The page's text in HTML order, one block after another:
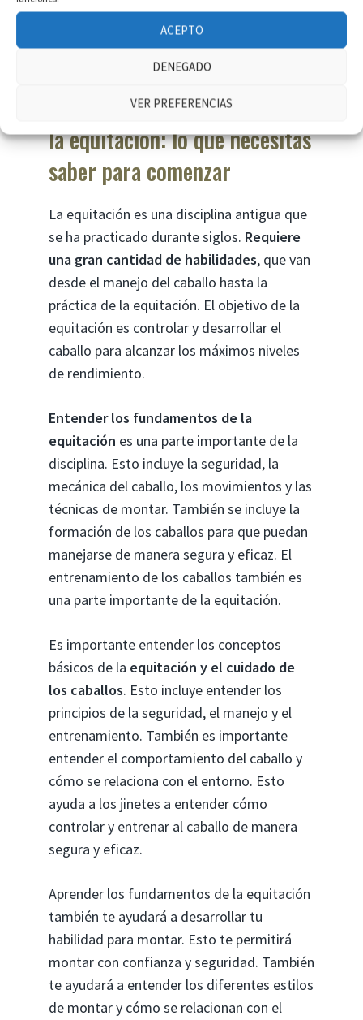
ACEPTO
DENEGADO
VER PREFERENCIAS
momentos puedes descubrir una vez que
hayas encontrado el lugar adecuado para
practicar la equitación?
Descubre los fundamentos de
la equitación: lo que necesitas
saber para comenzar
La equitación es una disciplina antigua que
se ha practicado durante siglos. Requiere
una gran cantidad de habilidades, que van
desde el manejo del caballo hasta la
práctica de la equitación. El objetivo de la
equitación es controlar y desarrollar el
caballo para alcanzar los máximos niveles
de rendimiento.
Entender los fundamentos de la
equitación es una parte importante de la
disciplina. Esto incluye la seguridad, la
mecánica del caballo, los movimientos y las
técnicas de montar. También se incluye la
formación de los caballos para que puedan
manejarse de manera segura y eficaz. El
entrenamiento de los caballos también es
una parte importante de la equitación.
Es importante entender los conceptos
básicos de la equitación y el cuidado de
los caballos. Esto incluye entender los
principios de la seguridad, el manejo y el
entrenamiento. También es importante
entender el comportamiento del caballo y
cómo se relaciona con el entorno. Esto
ayuda a los jinetes a entender cómo
controlar y entrenar al caballo de manera
segura y eficaz.
Aprender los fundamentos de la equitación
también te ayudará a desarrollar tu
habilidad para montar. Esto te permitirá
montar con confianza y seguridad. También
te ayudará a entender los diferentes estilos
de montar y cómo se relacionan con el